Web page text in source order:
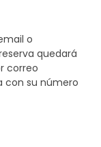
o
quedará
correo
con su número